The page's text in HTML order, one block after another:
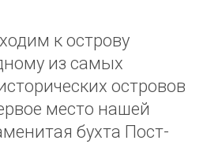
к острову
из самых
островов
место нашей
бухта Пост-